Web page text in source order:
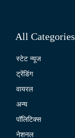
All Categories
स्टेट न्यूज
ट्रेंडिंग
वायरल
अन्य
पॉलिटिक्स
नेशनल